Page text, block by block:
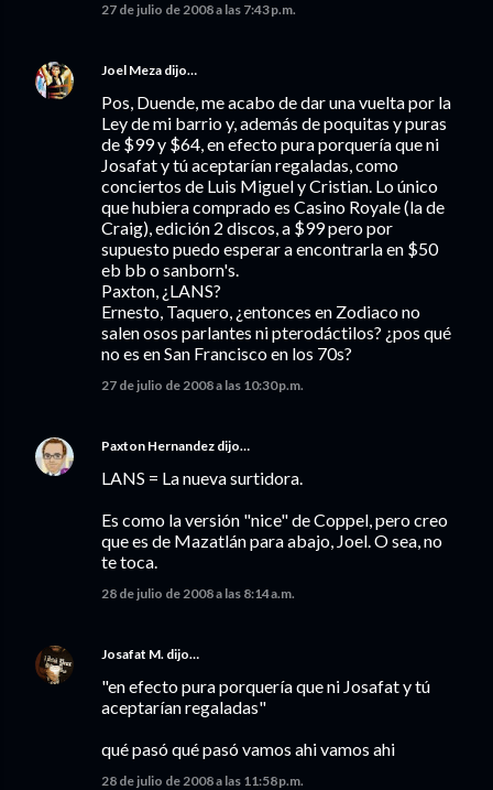
27 de julio de 2008 a las 7:43 p.m.
Joel Meza dijo…
Pos, Duende, me acabo de dar una vuelta por la
Ley de mi barrio y, además de poquitas y puras
de $99 y $64, en efecto pura porquería que ni
Josafat y tú aceptarían regaladas, como
conciertos de Luis Miguel y Cristian. Lo único
que hubiera comprado es Casino Royale (la de
Craig), edición 2 discos, a $99 pero por
supuesto puedo esperar a encontrarla en $50
eb bb o sanborn's.
Paxton, ¿LANS?
Ernesto, Taquero, ¿entonces en Zodiaco no
salen osos parlantes ni pterodáctilos? ¿pos qué
no es en San Francisco en los 70s?
27 de julio de 2008 a las 10:30 p.m.
Paxton Hernandez dijo…
LANS = La nueva surtidora.
Es como la versión "nice" de Coppel, pero creo
que es de Mazatlán para abajo, Joel. O sea, no
te toca.
28 de julio de 2008 a las 8:14 a.m.
Josafat M. dijo…
"en efecto pura porquería que ni Josafat y tú
aceptarían regaladas"
qué pasó qué pasó vamos ahi vamos ahi
28 de julio de 2008 a las 11:58 p.m.